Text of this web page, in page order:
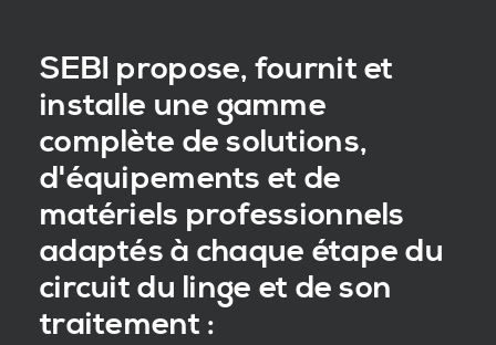
SEBI propose, fournit et
installe une gamme
complète de solutions,
d'équipements et de
matériels professionnels
adaptés à chaque étape du
circuit du linge et de son
traitement :